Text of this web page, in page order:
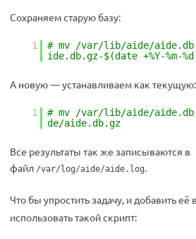
Сохраняем старую базу:
1
# mv /var/lib/aide/
ide.db.gz-$(date +%Y-%m-
А новую — устанавливаем как текущую:
1
# mv /var/lib/aide/
de/aide.db.gz
Все результаты так же записываются в
файл /var/log/aide/aide.log.
Что бы упростить задачу, и добавить её в
использовать такой скрипт: